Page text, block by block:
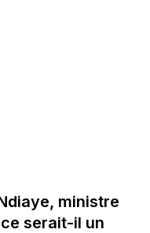
ministre
serait-il un